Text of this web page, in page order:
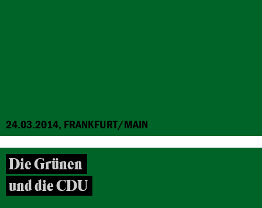
24.03.2014, FRANKFURT/MAIN
Die Grünen
und die CDU